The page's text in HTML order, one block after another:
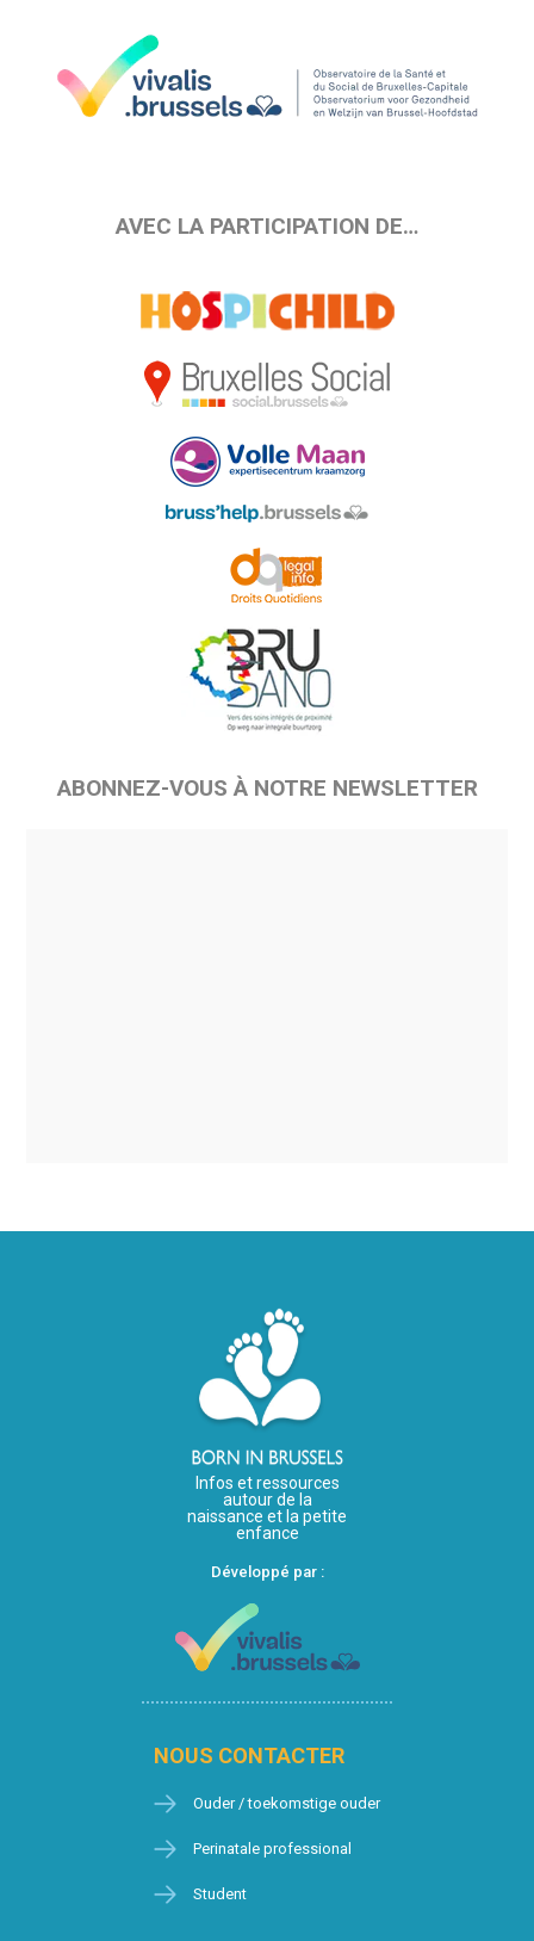
AVEC LA PARTICIPATION DE…
ABONNEZ-VOUS À NOTRE NEWSLETTER
Infos et ressources
autour de la
naissance et la petite
enfance
Développé par :
NOUS CONTACTER
Ouder / toekomstige ouder
Perinatale professional
Student